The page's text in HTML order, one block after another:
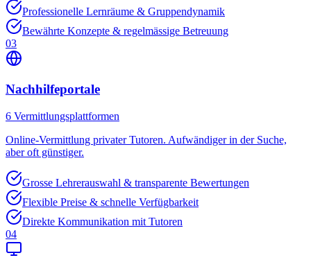
Professionelle Lernräume & Gruppendynamik
Bewährte Konzepte & regelmässige Betreuung
03
Nachhilfeportale
6 Vermittlungsplattformen
Online-Vermittlung privater Tutoren. Aufwändiger in der Suche,
aber oft günstiger.
Grosse Lehrerauswahl & transparente Bewertungen
Flexible Preise & schnelle Verfügbarkeit
Direkte Kommunikation mit Tutoren
04